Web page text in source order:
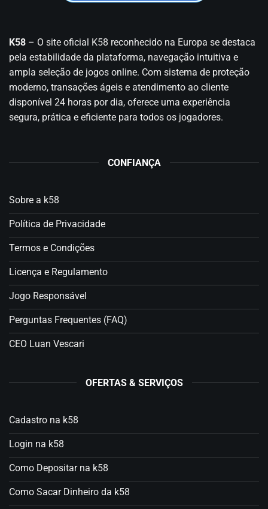
K58 – O site oficial K58 reconhecido na Europa se destaca
pela estabilidade da plataforma, navegação intuitiva e
ampla seleção de jogos online. Com sistema de proteção
moderno, transações ágeis e atendimento ao cliente
disponível 24 horas por dia, oferece uma experiência
segura, prática e eficiente para todos os jogadores.
CONFIANÇA
Sobre a k58
Política de Privacidade
Termos e Condições
Licença e Regulamento
Jogo Responsável
Perguntas Frequentes (FAQ)
CEO Luan Vescari
OFERTAS & SERVIÇOS
Cadastro na k58
Login na k58
Como Depositar na k58
Como Sacar Dinheiro da k58